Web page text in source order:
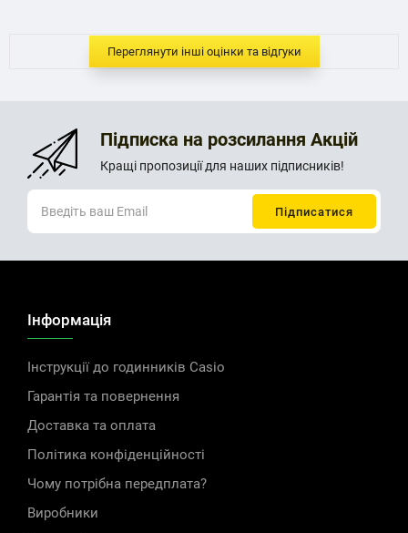
Переглянути інші оцінки та відгуки
Підписка на розсилання Акцій
Кращі пропозиції для наших підписників!
Інформація
Інструкції до годинників Casio
Гарантія та повернення
Доставка та оплата
Політика конфіденційності
Чому потрібна передплата?
Виробники